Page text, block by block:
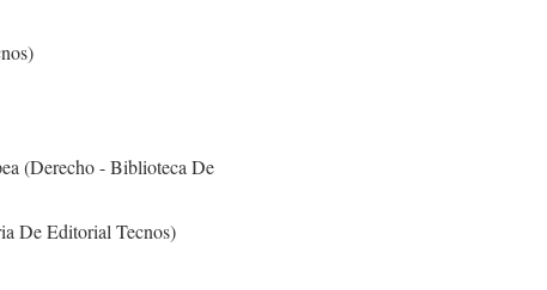
(Derecho - Biblioteca De
De Editorial Tecnos)